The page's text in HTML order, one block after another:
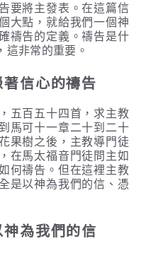
要將主發表。在這篇信
大點，就給我們一個神
禱告的定義。禱告是什
這非常的重要。
信心的禱告
五百五十四首，求主教
馬可十一章二十到二十
果樹之後，主教導門徒
在馬太福音門徒問主如
何禱告。但在這裡主教
是以神為我們的信、憑
為我們的信